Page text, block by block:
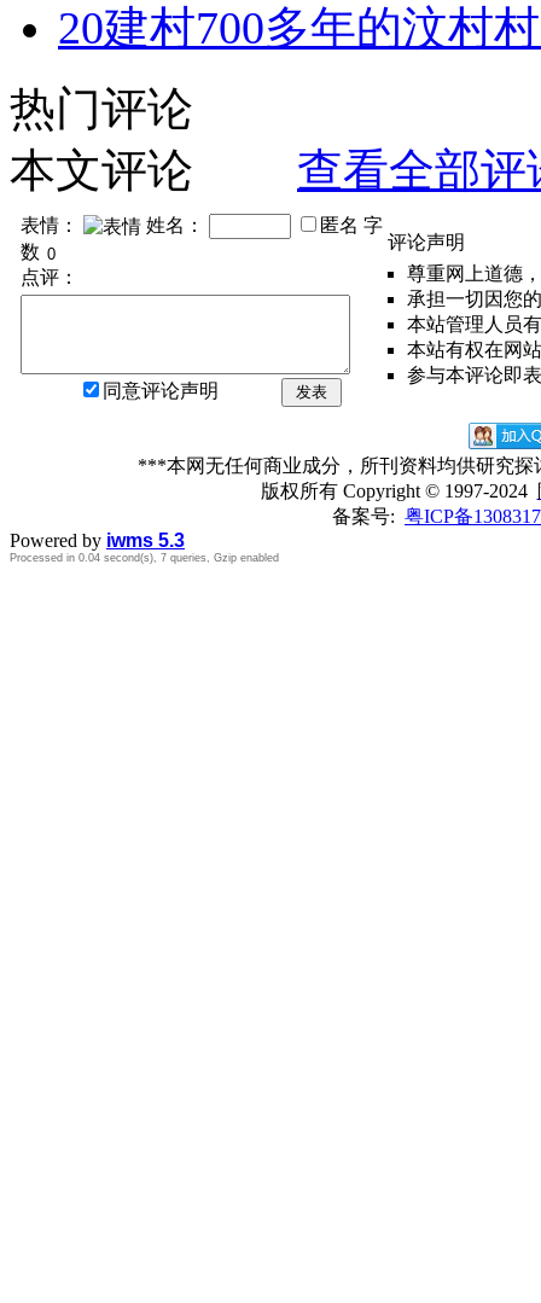
20建村700多年的汶村
热门评论
本文评论
查看全部评
表情： 姓名： 匿名 字
数
点评：
同意评论声明 发表
评论声明
尊重网上道德
承担一切因您
本站管理人员
本站有权在网
参与本评论即
***本网无任何商业成分，所刊资料均供研究
版权所有 Copyright © 1997-2024
备案号: 粤ICP备
Powered by iwms 5.3
Processed in 0.04 second(s), 7 queries, Gzip enabled